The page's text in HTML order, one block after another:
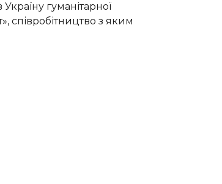
гуманітарної
співробітництво з яким